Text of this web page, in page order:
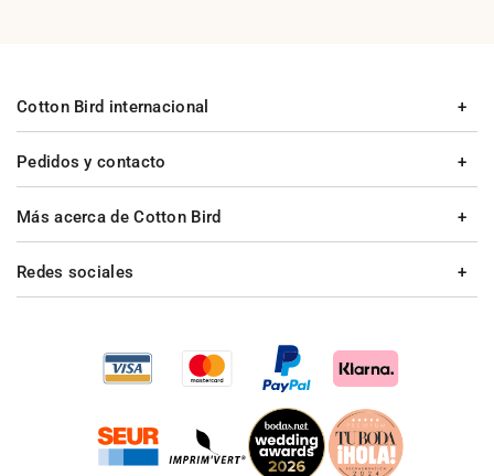
Pedidos y contacto
Más acerca de Cotton Bird
Cotton Bird internacional
Redes sociales